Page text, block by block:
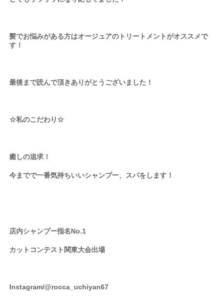
髪でお悩みがある方はオージュアのトリートメントがオススメで
す！
最後まで読んで頂きありがとうございました！
☆私のこだわり☆
癒しの追求！
今までで一番気持ちいいシャンプー、スパをします！
店内シャンプー指名No.1
カットコンテスト関東大会出場
Instagram/@rocca_uchiyan67